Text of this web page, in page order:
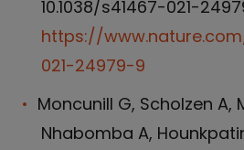
10.1038/s41467-021-
https://
021-24979-9
Moncunill G, Scholzen A,
Nhabomba A,